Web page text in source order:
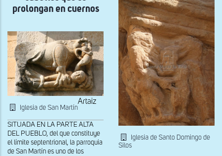
prolongan
en
cuernos,en
el
muro
norte
prolongan en cuernos
Iglesia de San Martín
Artaiz
SITUADA EN LA PARTE ALTA
DEL PUEBLO, del que constituye
el límite septentrional, la parroquia
de San Martín es uno de los
Iglesia de Santo Domingo de
Silos